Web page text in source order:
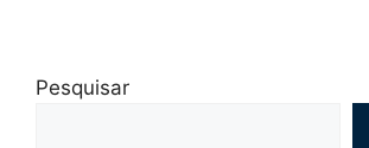
Pesquisar